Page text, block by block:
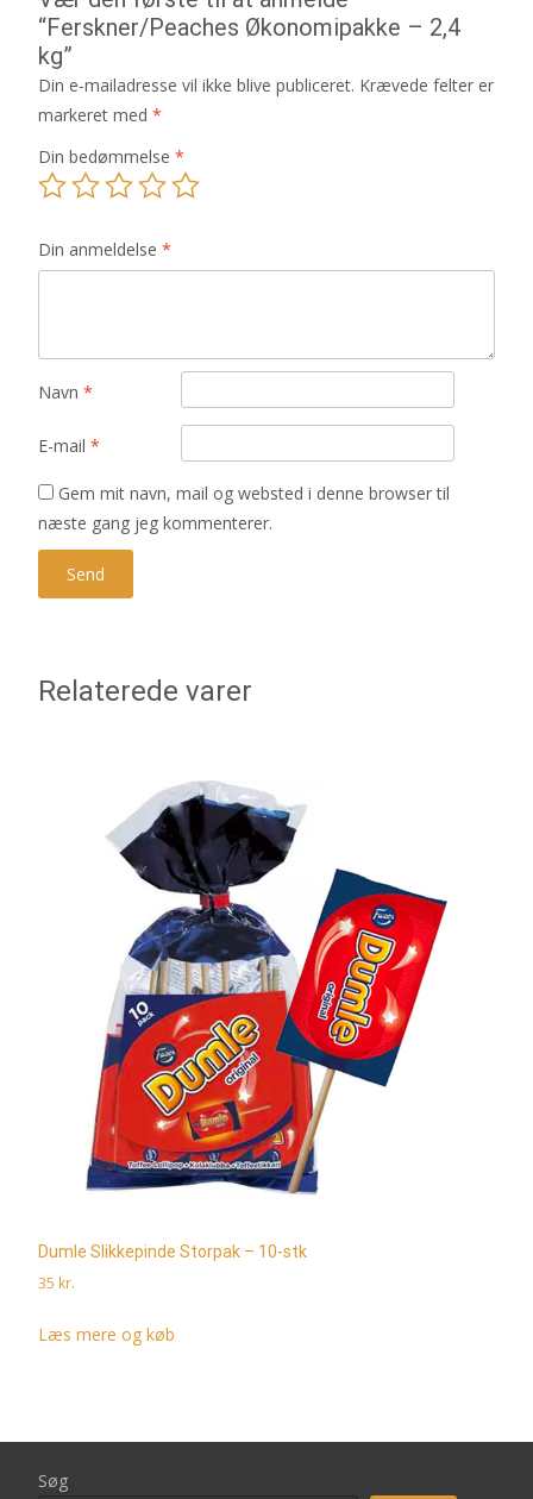
“Ferskner/Peaches Økonomipakke – 2,4
kg”
Din e-mailadresse vil ikke blive publiceret. Krævede felter er
markeret med *
Din bedømmelse *
Din anmeldelse *
Navn *
E-mail *
Gem mit navn, mail og websted i denne browser til
næste gang jeg kommenterer.
Relaterede varer
Dumle Slikkepinde Storpak – 10-stk
35 kr.
Læs mere og køb
Søg